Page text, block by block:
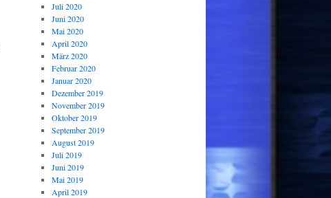
Juli 2020
Juni 2020
Mai 2020
April 2020
März 2020
Februar 2020
Januar 2020
Dezember 2019
November 2019
Oktober 2019
September 2019
August 2019
Juli 2019
Juni 2019
Mai 2019
April 2019